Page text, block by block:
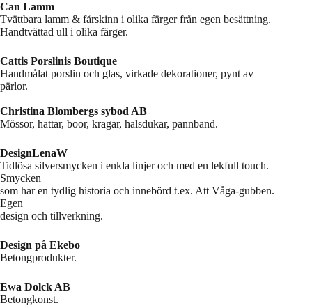
Can Lamm
Tvättbara lamm & fårskinn i olika färger från egen besättning.
Handtvättad ull i olika färger.
Cattis Porslinis Boutique
Handmålat porslin och glas, virkade dekorationer, pynt av
pärlor.
Christina Blombergs sybod AB
Mössor, hattar, boor, kragar, halsdukar, pannband.
DesignLenaW
Tidlösa silversmycken i enkla linjer och med en lekfull touch.
Smycken
som har en tydlig historia och innebörd t.ex. Att Våga-gubben.
Egen
design och tillverkning.
Design på Ekebo
Betongprodukter.
Ewa Dolck AB
Betongkonst.